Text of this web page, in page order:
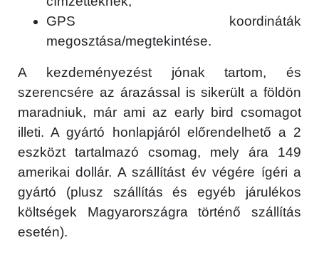
GPS koordináták
megosztása/megtekintése.
A kezdeményezést jónak tartom, és
szerencsére az árazással is sikerült a földön
maradniuk, már ami az early bird csomagot
illeti. A gyártó honlapjáról előrendelhető a 2
eszközt tartalmazó csomag, mely ára 149
amerikai dollár. A szállítást év végére ígéri a
gyártó (plusz szállítás és egyéb járulékos
költségek Magyarországra történő szállítás
esetén).